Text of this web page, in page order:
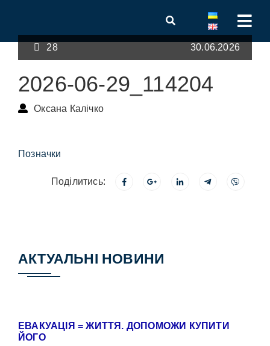
28 30.06.2026
2026-06-29_114204
Оксана Калічко
Позначки
Поділитись:
АКТУАЛЬНІ НОВИНИ
ЕВАКУАЦІЯ = ЖИТТЯ. ДОПОМОЖИ КУПИТИ
ЙОГО